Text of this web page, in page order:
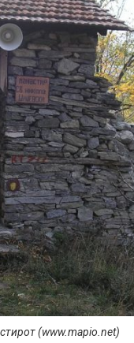
(www.mapio.net)